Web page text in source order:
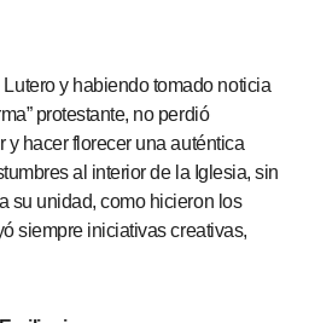
y habiendo tomado noticia
protestante, no perdió
hacer florecer una auténtica
al interior de la Iglesia, sin
su unidad, como hicieron los
siempre iniciativas creativas,